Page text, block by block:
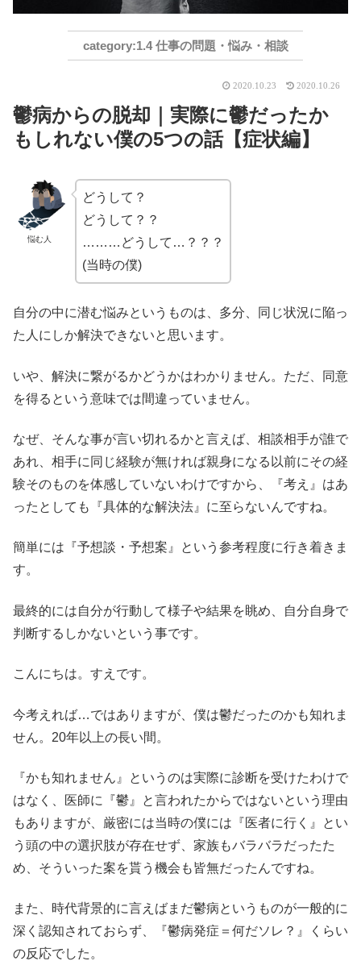
1.4 仕事の問題・悩み・相談
2020.10.23 2020.10.26
鬱病からの脱却｜実際に鬱だったか
もしれない僕の5つの話【症状編】
悩む人
どうして？
どうして？？
………どうして…？？？
(当時の僕)
自分の中に潜む悩みというものは、多分、同じ状況に陥っ
た人にしか解決できないと思います。
いや、解決に繋がるかどうかはわかりません。ただ、同意
を得るという意味では間違っていません。
なぜ、そんな事が言い切れるかと言えば、相談相手が誰で
あれ、相手に同じ経験が無ければ親身になる以前にその経
験そのものを体感していないわけですから、『考え』はあ
ったとしても『具体的な解決法』に至らないんですね。
簡単には『予想談・予想案』という参考程度に行き着きま
す。
最終的には自分が行動して様子や結果を眺め、自分自身で
判断するしかないという事です。
こんにちは。すえです。
今考えれば…ではありますが、僕は鬱だったのかも知れま
せん。20年以上の長い間。
『かも知れません』というのは実際に診断を受けたわけで
はなく、医師に『鬱』と言われたからではないという理由
もありますが、厳密には当時の僕には『医者に行く』とい
う頭の中の選択肢が存在せず、家族もバラバラだったた
め、そういった案を貰う機会も皆無だったんですね。
また、時代背景的に言えばまだ鬱病というものが一般的に
深く認知されておらず、『鬱病発症＝何だソレ？』くらい
の反応でした。